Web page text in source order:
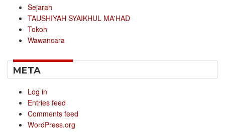
Sejarah
TAUSHIYAH SYAIKHUL MA'HAD
Tokoh
Wawancara
META
Log in
Entries feed
Comments feed
WordPress.org